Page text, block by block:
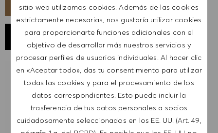
sitio web utilizamos cookies. Además de las cookies
estrictamente necesarias, nos gustaría utilizar cookies
para proporcionarte funciones adicionales con el
objetivo de desarrollar más nuestros servicios y
procesar perfiles de usuarios individuales. Al hacer clic
en «Aceptar todo», das tu consentimiento para utilizar
todas las cookies y para el procesamiento de los
datos correspondientes. Esto puede incluir la
trasferencia de tus datos personales a socios
cuidadosamente seleccionados en los EE. UU. (Art. 49,
SOLICITA AHORA
GUARDAR TRABAJO
RECIBIR NOTIFICACIONES DE TRABAJOS
SIMILARES
Regístrate para recibir alertas de empleo.